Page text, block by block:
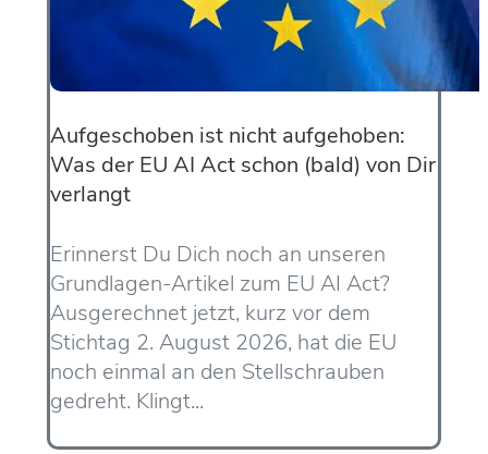
Aufgeschoben ist nicht aufgehoben:
Was der EU AI Act schon (bald) von Dir
verlangt
Erinnerst Du Dich noch an unseren
Grundlagen-Artikel zum EU AI Act?
Ausgerechnet jetzt, kurz vor dem
Stichtag 2. August 2026, hat die EU
noch einmal an den Stellschrauben
gedreht. Klingt...